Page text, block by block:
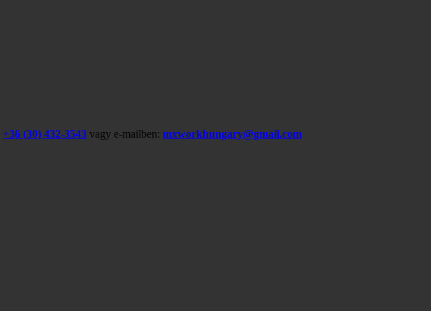
+36 (30) 432-3543 vagy e-mailben: mxworkhungary@gmail.com